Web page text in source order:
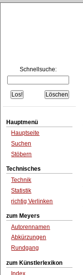
Schnellsuche:
Hauptmenü
Hauptseite
Suchen
Stöbern
Technisches
Technik
Statistik
richtig Verlinken
zum Meyers
Autorennamen
Abkürzungen
Rundgang
zum Künstlerlexikon